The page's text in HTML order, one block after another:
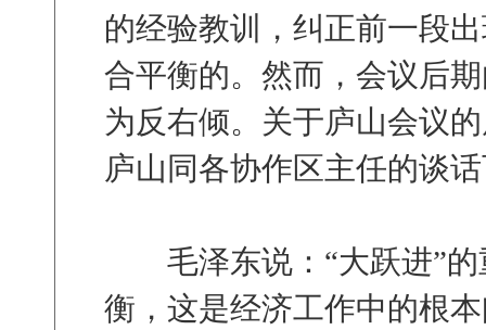
的经验教训，纠正前一段
合平衡的。然而，会议后
为反右倾。关于庐山会议
庐山同各协作区主任的谈
毛泽东说：“大跃进”的
衡，这是经济工作中的根